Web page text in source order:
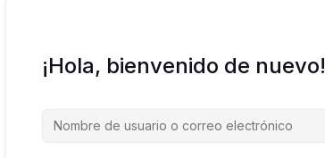
¡Hola, bienvenido de nuevo!